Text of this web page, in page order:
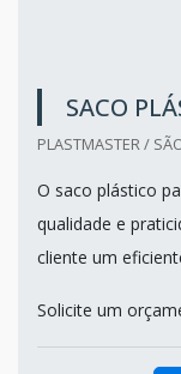
SACO
PLASTMASTER /
O saco plástico
qualidade e
cliente um
Solicite um